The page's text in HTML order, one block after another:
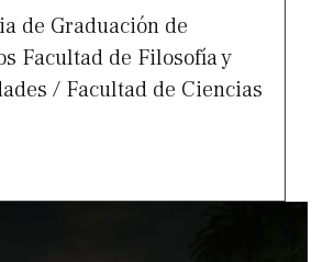
de Graduación de
Facultad de Filosofía y
/ Facultad de Ciencias